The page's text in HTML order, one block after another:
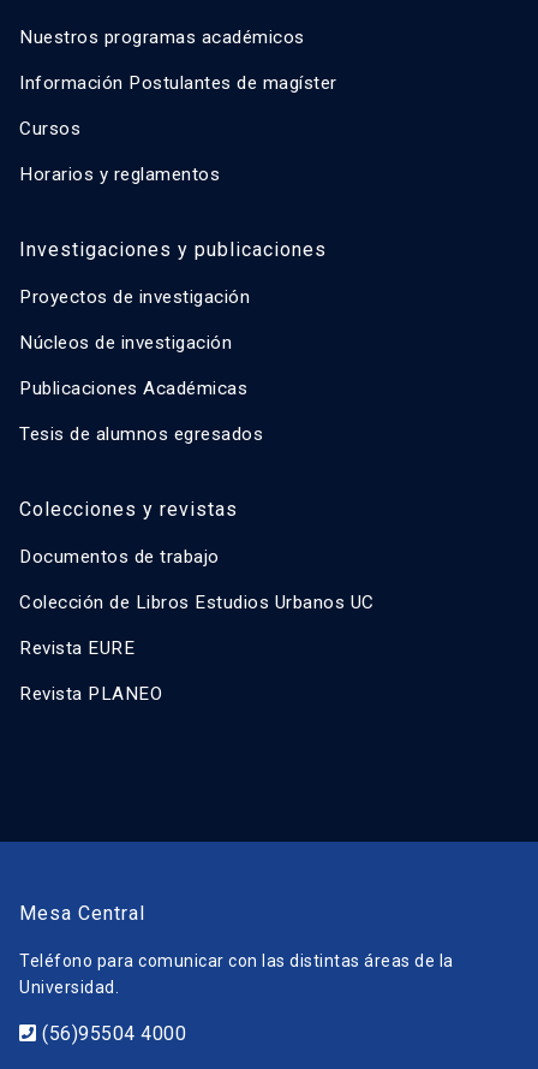
Nuestros programas académicos
Información Postulantes de magíster
Cursos
Horarios y reglamentos
Investigaciones y publicaciones
Proyectos de investigación
Núcleos de investigación
Publicaciones Académicas
Tesis de alumnos egresados
Colecciones y revistas
Documentos de trabajo
Colección de Libros Estudios Urbanos UC
Revista EURE
Revista PLANEO
Mesa Central
Teléfono para comunicar con las distintas áreas de la
Universidad.
(56)95504 4000